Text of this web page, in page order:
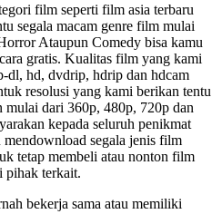
film seperti film asia terbaru
segala macam genre film mulai
Ataupun Comedy bisa kamu
gratis. Kualitas film yang kami
dl, hd, dvdrip, hdrip dan hdcam
resolusi yang kami berikan tentu
mulai dari 360p, 480p, 720p dan
kepada seluruh penikmat
segala jenis film
tetap membeli atau nonton film
pihak terkait.
bekerja sama atau memiliki